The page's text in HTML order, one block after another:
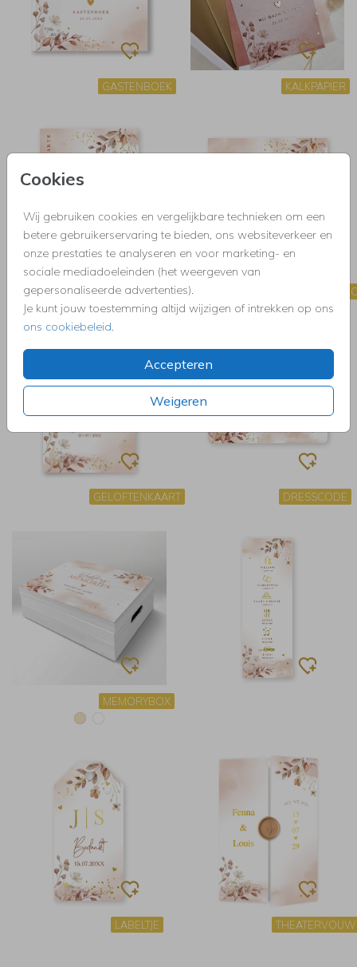
Cookies
Wij gebruiken cookies en vergelijkbare technieken om een
betere gebruikerservaring te bieden, ons websiteverkeer en
onze prestaties te analyseren en voor marketing- en
sociale mediadoeleinden (het weergeven van
gepersonaliseerde advertenties).
Je kunt jouw toestemming altijd wijzigen of intrekken op ons
ons cookiebeleid.
Accepteren
Weigeren
GASTENBOEK KALKPAPIER
KINDERAKTE INLEGKAART
GELOFTENKAART DRESSCODE
MEMORYBOX
LABELTJE THEATERVOUW